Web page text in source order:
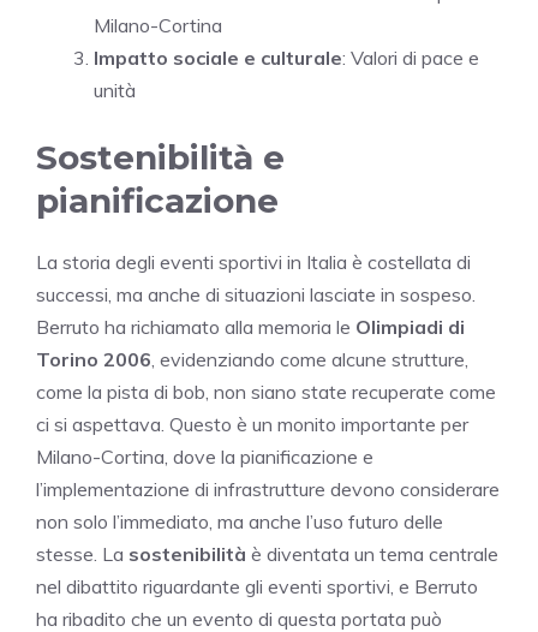
Milano-Cortina
Impatto sociale e culturale: Valori di pace e
unità
Sostenibilità e
pianificazione
La storia degli eventi sportivi in Italia è costellata di
successi, ma anche di situazioni lasciate in sospeso.
Berruto ha richiamato alla memoria le Olimpiadi di
Torino 2006 , evidenziando come alcune strutture,
come la pista di bob, non siano state recuperate come
ci si aspettava. Questo è un monito importante per
Milano-Cortina, dove la pianificazione e
l’implementazione di infrastrutture devono considerare
non solo l’immediato, ma anche l’uso futuro delle
stesse. La sostenibilità è diventata un tema centrale
nel dibattito riguardante gli eventi sportivi, e Berruto
ha ribadito che un evento di questa portata può